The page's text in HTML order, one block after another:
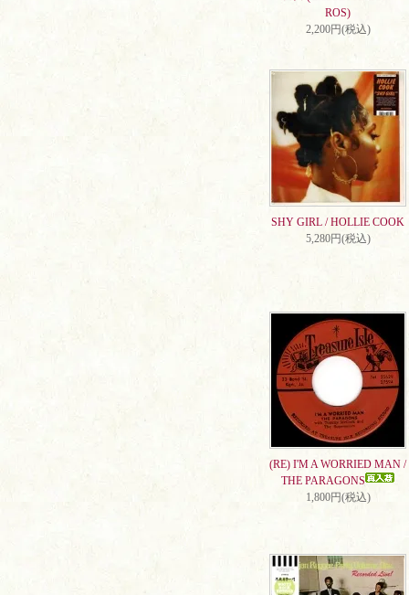
ROS)
2,200円(税込)
SHY GIRL / HOLLIE COOK
5,280円(税込)
(RE) I'M A WORRIED MAN /
THE PARAGONS
1,800円(税込)